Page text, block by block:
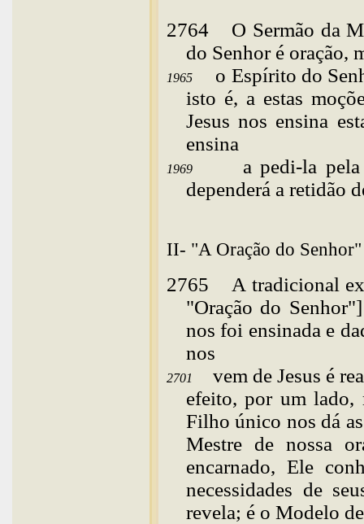
2764 O Sermão da
do Senhor é oração,
1965 o Espírito do
isto é, a estas
Jesus nos ensina
ensina
1969 a pedi-la
dependerá a retidão
II- "A Oração do Senhor"
2765 A tradicional
"Oração do
nos foi ensinada e
nos
2701 vem de Jesus é
efeito, por um lado,
Filho único nos dá
Mestre de nossa
encarnado, Ele
necessidades de
revela; é o Modelo